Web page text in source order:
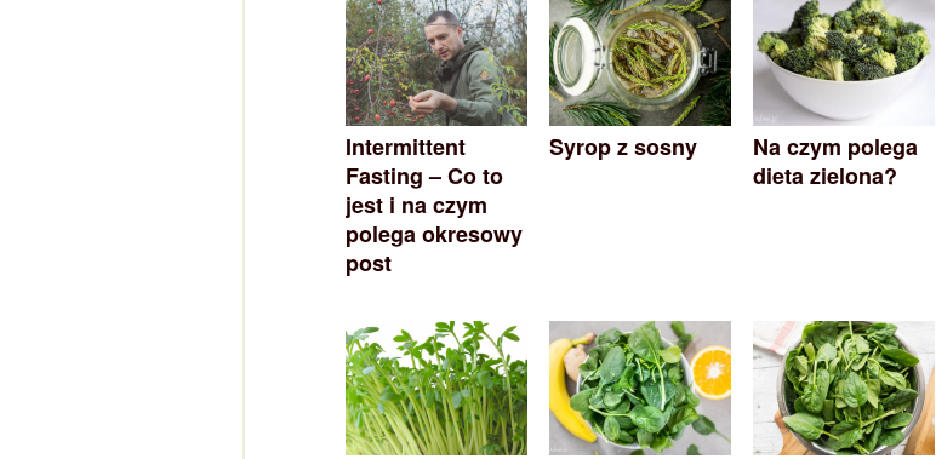
Intermittent
Fasting – Co to
jest i na czym
polega okresowy
post
Syrop z sosny
Na czym polega
dieta zielona?